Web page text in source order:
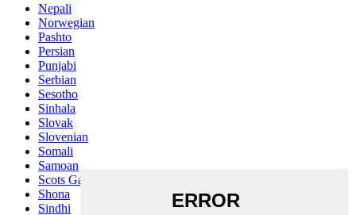
Nepali
Norwegian
Pashto
Persian
Punjabi
Serbian
Sesotho
Sinhala
Slovak
Slovenian
Somali
Samoan
Scots Gaelic
Shona
Sindhi